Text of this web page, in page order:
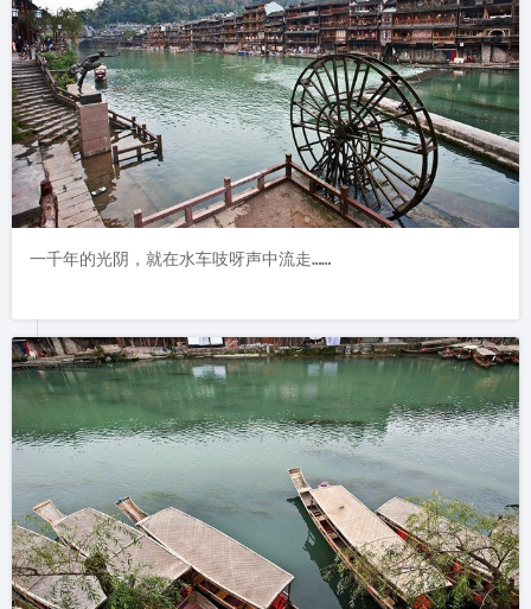
一千年的光阴，就在水车吱呀声中流走……